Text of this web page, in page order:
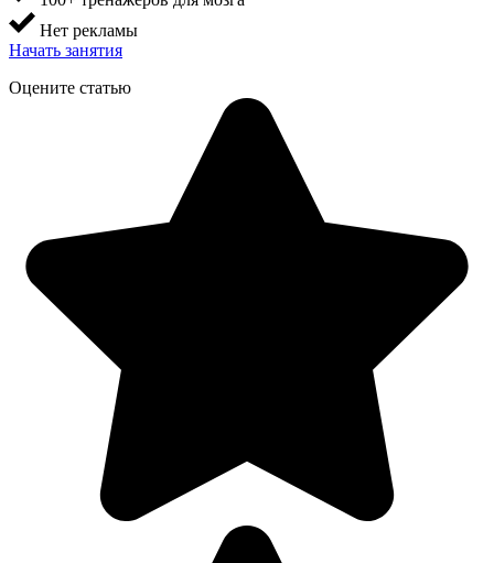
Нет рекламы
Начать занятия
Оцените статью